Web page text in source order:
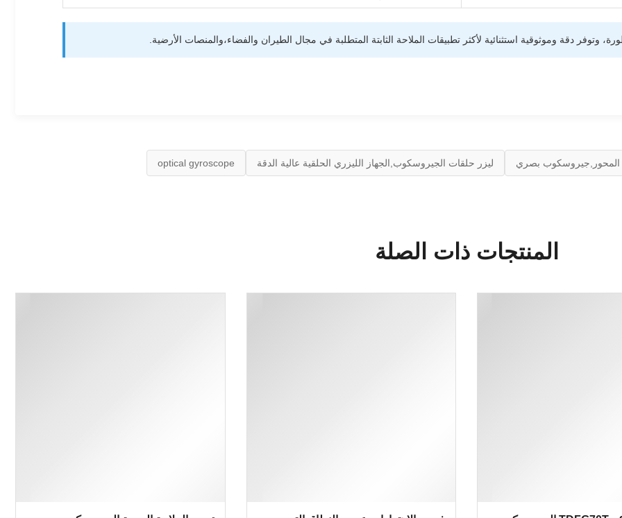
المحور,جيروسكوب بصري ليزر حلقات الجيروسكوب,الجهاز الليزري الحلقية عالية الدقة optical gyroscope
المنتجات ذات الصلة